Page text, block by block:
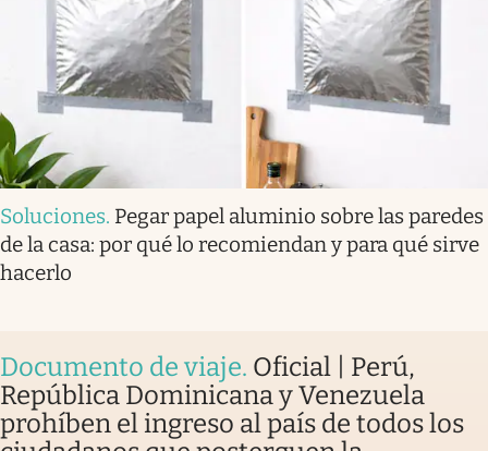
Soluciones. Pegar papel aluminio sobre las paredes
de la casa: por qué lo recomiendan y para qué sirve
hacerlo
Documento de viaje. Oficial | Perú,
República Dominicana y Venezuela
prohíben el ingreso al país de todos los